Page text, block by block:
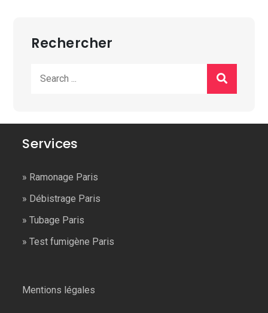
Rechercher
for:
Services
» Ramonage Paris
» Débistrage Paris
»Tubage Paris
»Test fumigène Paris
Mentions légales